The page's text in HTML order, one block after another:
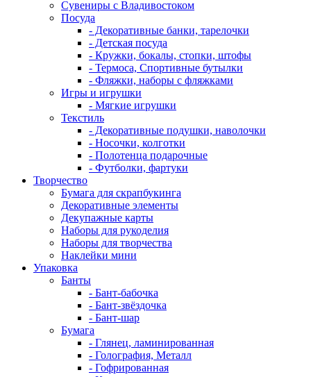
Сувениры с Владивостоком
Посуда
- Декоративные банки, тарелочки
- Детская посуда
- Кружки, бокалы, стопки, штофы
- Термоса, Спортивные бутылки
- Фляжки, наборы с фляжками
Игры и игрушки
- Мягкие игрушки
Текстиль
- Декоративные подушки, наволочки
- Носочки, колготки
- Полотенца подарочные
- Футболки, фартуки
Творчество
Бумага для скрапбукинга
Декоративные элементы
Декупажные карты
Наборы для рукоделия
Наборы для творчества
Наклейки мини
Упаковка
Банты
- Бант-бабочка
- Бант-звёздочка
- Бант-шар
Бумага
- Глянец, ламинированная
- Голография, Металл
- Гофрированная